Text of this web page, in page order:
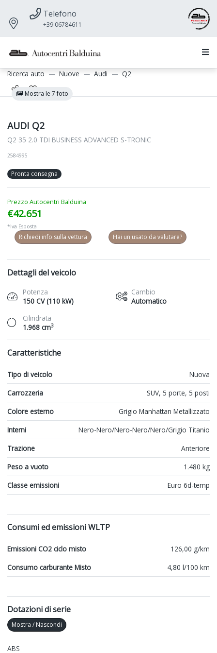
Telefono
+39 06784611
Ricerca auto Nuove Audi Q2
Mostra le 7 foto
AUDI Q2
Q2 35 2.0 TDI BUSINESS ADVANCED S-TRONIC
2584995
Pronta consegna
Prezzo Autocentri Balduina
€42.651
*Iva Esposta
Richiedi info sulla vettura Hai un usato da valutare?
Dettagli del veicolo
Potenza
150 CV (110 kW)
Cambio
Automatico
Cilindrata
1.968 cm3
Caratteristiche
Tipo di veicolo
Nuova
Carrozzeria
SUV, 5 porte, 5 posti
Colore esterno
Grigio Manhattan Metallizzato
Interni
Nero-Nero/Nero-Nero/Nero/Grigio Titanio
Trazione
Anteriore
Peso a vuoto
1.480 kg
Classe emissioni
Euro 6d-temp
Consumi ed emissioni WLTP
Emissioni CO2 ciclo misto
126,00 g/km
Consumo carburante Misto
4,80 l/100 km
Dotazioni di serie
Mostra / Nascondi
ABS